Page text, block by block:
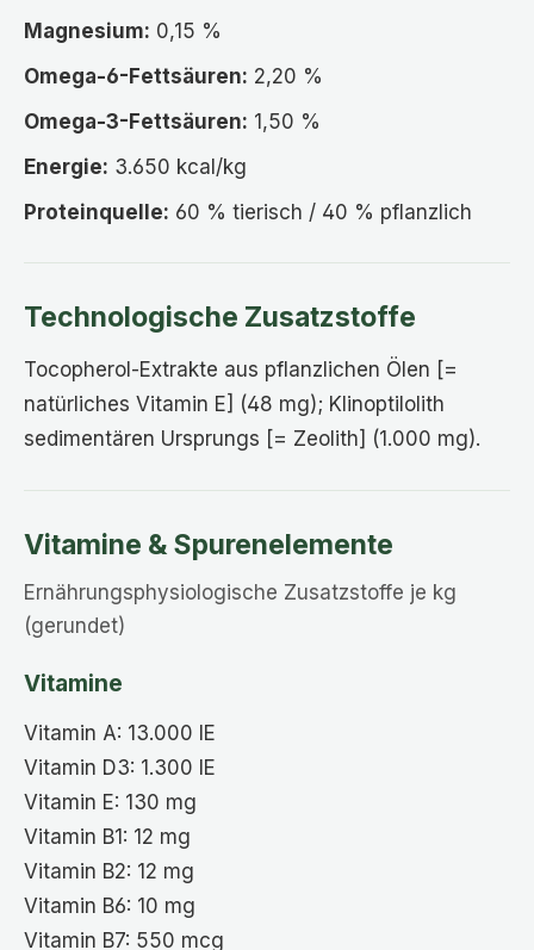
Magnesium: 0,15 %
Omega-6-Fettsäuren: 2,20 %
Omega-3-Fettsäuren: 1,50 %
Energie: 3.650 kcal/kg
Proteinquelle: 60 % tierisch / 40 % pflanzlich
Technologische Zusatzstoffe
Tocopherol-Extrakte aus pflanzlichen Ölen [=
natürliches Vitamin E] (48 mg); Klinoptilolith
sedimentären Ursprungs [= Zeolith] (1.000 mg).
Vitamine & Spurenelemente
Ernährungsphysiologische Zusatzstoffe je kg
(gerundet)
Vitamine
Vitamin A: 13.000 IE
Vitamin D3: 1.300 IE
Vitamin E: 130 mg
Vitamin B1: 12 mg
Vitamin B2: 12 mg
Vitamin B6: 10 mg
Vitamin B7: 550 mcg